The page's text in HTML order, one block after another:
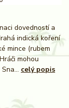
dovedností a
indická koření
mince (rubem
mohou
celý popis